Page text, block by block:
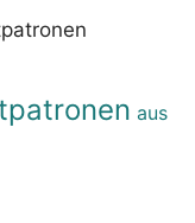
aus